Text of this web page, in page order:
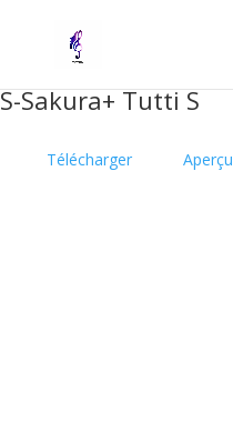
S-Sakura+ Tutti S
Télécharger Aperçu